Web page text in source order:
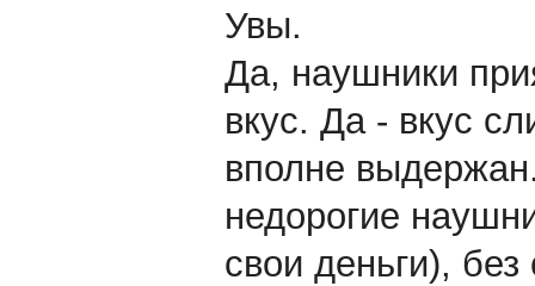
Увы.
Да, наушники
вкус. Да - вкус
вполне
недорогие
свои деньги),